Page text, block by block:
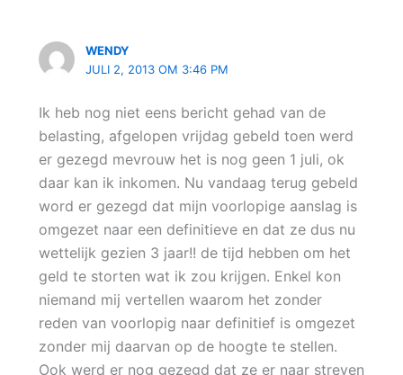
WENDY
JULI 2, 2013 OM 3:46 PM
Ik heb nog niet eens bericht gehad van de
belasting, afgelopen vrijdag gebeld toen werd
er gezegd mevrouw het is nog geen 1 juli, ok
daar kan ik inkomen. Nu vandaag terug gebeld
word er gezegd dat mijn voorlopige aanslag is
omgezet naar een definitieve en dat ze dus nu
wettelijk gezien 3 jaar!! de tijd hebben om het
geld te storten wat ik zou krijgen. Enkel kon
niemand mij vertellen waarom het zonder
reden van voorlopig naar definitief is omgezet
zonder mij daarvan op de hoogte te stellen.
Ook werd er nog gezegd dat ze er naar streven